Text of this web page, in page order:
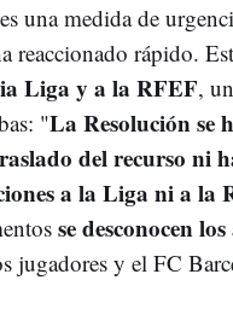
es una medida de
reaccionado rápido.
Liga y a la RFEF,
"La Resolución se
del recurso ni
a la Liga ni a la
se desconocen
jugadores y el FC